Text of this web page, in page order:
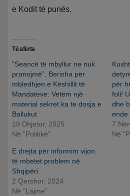
e Kodit të punës.
Të afërta
“Seancë të mbyllur ne nuk
pranojmë”, Berisha për
mbledhjen e Këshillit të
Mandateve: Vetëm një
material sekret ka te dosja e
Ballukut
19 Dhjetor, 2025
Në “Politikë”
për
foli!
dhe
ende
7
Në
E drejta për informim vijon
të mbetet problem në
Shqipëri
2 Qershor, 2024
Në “Lajme”